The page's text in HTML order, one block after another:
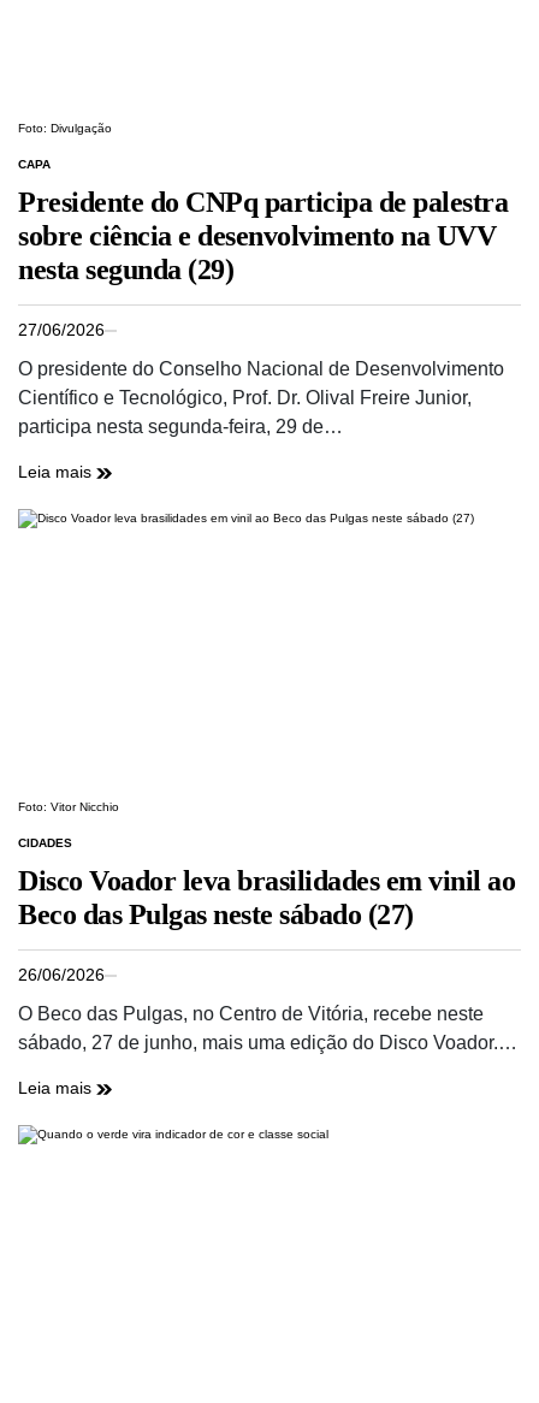
Foto: Divulgação
CAPA
Presidente do CNPq participa de palestra
sobre ciência e desenvolvimento na UVV
nesta segunda (29)
27/06/2026
O presidente do Conselho Nacional de Desenvolvimento
Científico e Tecnológico, Prof. Dr. Olival Freire Junior,
participa nesta segunda-feira, 29 de…
Leia mais
Foto: Vitor Nicchio
CIDADES
Disco Voador leva brasilidades em vinil ao
Beco das Pulgas neste sábado (27)
26/06/2026
O Beco das Pulgas, no Centro de Vitória, recebe neste
sábado, 27 de junho, mais uma edição do Disco Voador.…
Leia mais